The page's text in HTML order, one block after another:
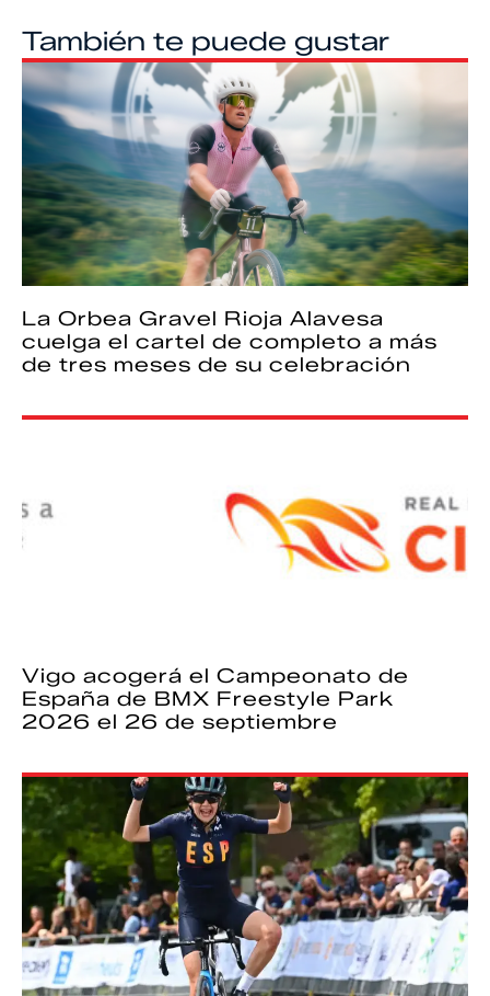
También te puede gustar
La Orbea Gravel Rioja Alavesa
cuelga el cartel de completo a más
de tres meses de su celebración
Vigo acogerá el Campeonato de
España de BMX Freestyle Park
2026 el 26 de septiembre